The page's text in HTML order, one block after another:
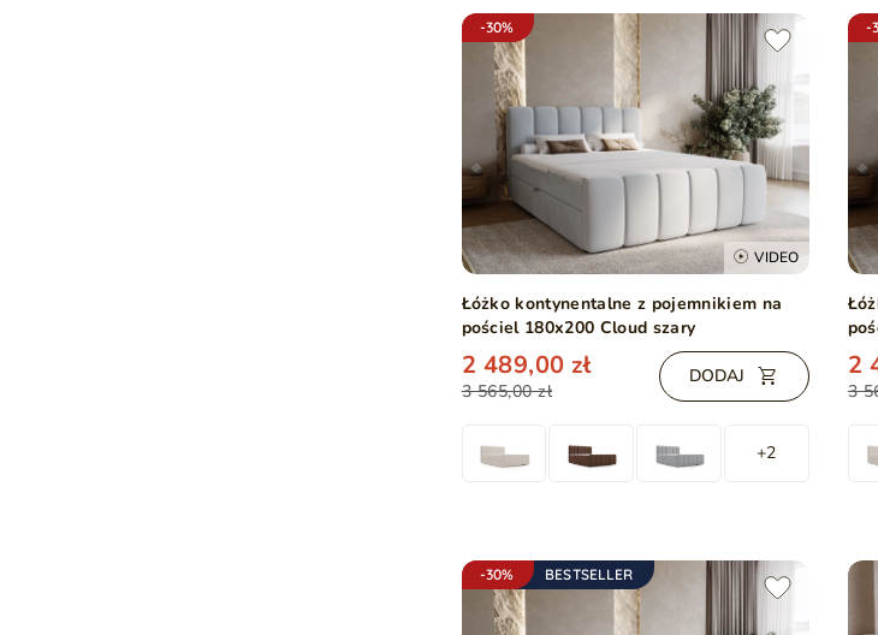
-30%
VIDEO
Łóżko kontynentalne z pojemnikiem na
pościel 180x200 Cloud szary
3 565,00 zł
2 489,00 zł DODAJ
+2
-
3
2
-30% BESTSELLER